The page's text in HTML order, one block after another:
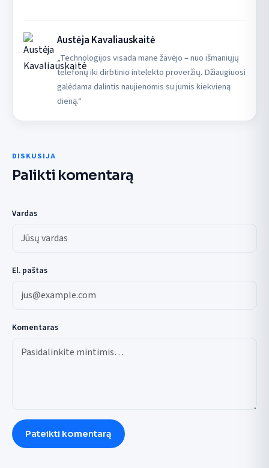
Austėja Kavaliauskaitė
„Technologijos visada mane žavėjo – nuo išmaniųjų
telefonų iki dirbtinio intelekto proveržių. Džiaugiuosi
galėdama dalintis naujienomis su jumis kiekvieną
dieną.“
DISKUSIJA
Palikti komentarą
Vardas
El. paštas
Komentaras
Pateikti komentarą